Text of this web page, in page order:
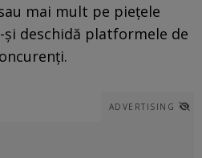
mai mult pe piețele
deschidă platformele de
ADVERTISING